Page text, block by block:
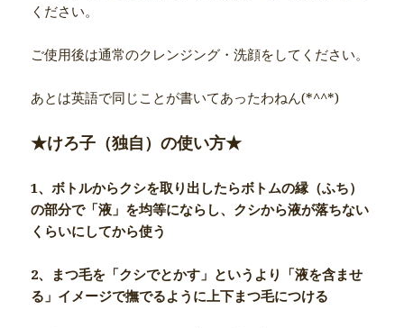
ください。
ご使用後は通常のクレンジング・洗顔をしてください。
あとは英語で同じことが書いてあったわねん(*^^*)
★けろ子（独自）の使い方★
1、ボトルからクシを取り出したらボトムの縁（ふち）
の部分で「液」を均等にならし、クシから液が落ちない
くらいにしてから使う
2、まつ毛を「クシでとかす」というより「液を含ませ
る」イメージで撫でるように上下まつ毛につける